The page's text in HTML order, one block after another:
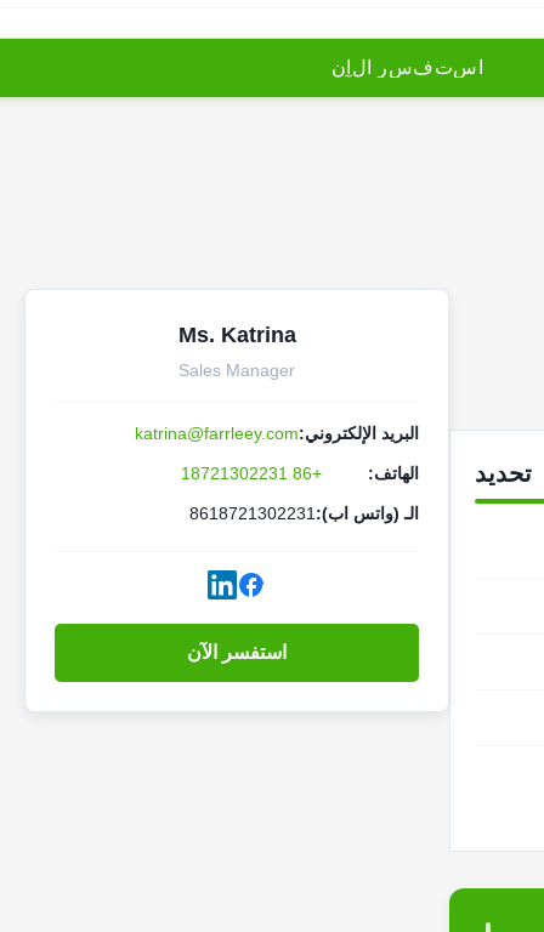
ستفسر ل ن
تحديد
Ms. Katrina
Sales Manager
البريد الإلكتروني:katrina@farrleey.com
الهاتف: +86 18721302231
الـ (واتس اب): 8618721302231
استفسر الآن